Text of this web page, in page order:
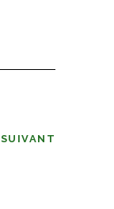
SUIVANT